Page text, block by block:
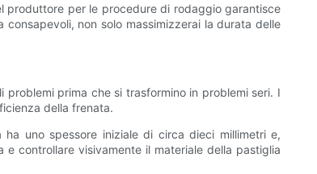
produttore per le procedure di rodaggio garantisce
non solo massimizzerai la durata delle
prima che si trasformino in problemi seri. I
della frenata.
uno spessore iniziale di circa dieci millimetri e,
controllare visivamente il materiale della pastiglia